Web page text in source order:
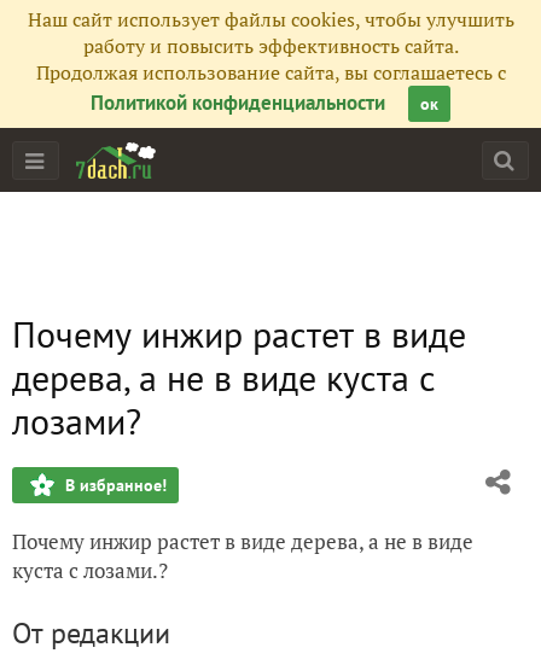
Наш сайт использует файлы cookies, чтобы улучшить
работу и повысить эффективность сайта.
Продолжая использование сайта, вы соглашаетесь с
Политикой конфиденциальности
ок
Почему инжир растет в виде
дерева, а не в виде куста с
лозами?
В избранное!
Почему инжир растет в виде дерева, а не в виде
куста с лозами.?
От редакции